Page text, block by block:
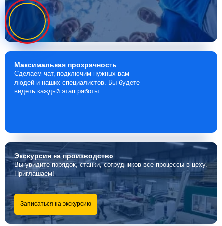
Максимальная прозрачность
Сделаем чат, подключим нужных вам
людей и наших специалистов. Вы будете
видеть каждый этап работы.
Экскурсияна производство
Вы увидите порядок, станки, сотрудников все процессы в цеху.
Приглашаем!
Записаться на экскурсию